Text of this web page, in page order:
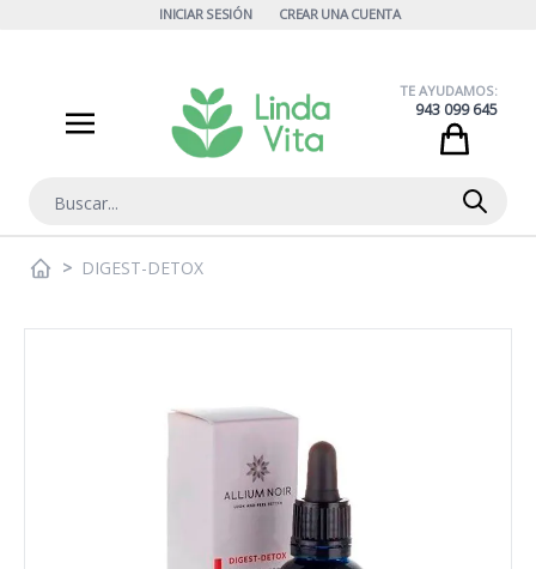
INICIAR SESIÓN CREAR UNA CUENTA
Buscar
TE AYUDAMOS:
943 099 645
> DIGEST-DETOX